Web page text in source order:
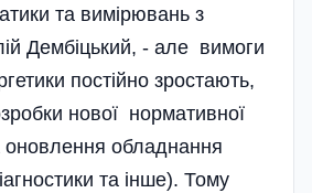
та вимірювань з
Дембіцький, - але вимоги
постійно зростають,
нової нормативної
оновлення обладнання
та інше). Тому